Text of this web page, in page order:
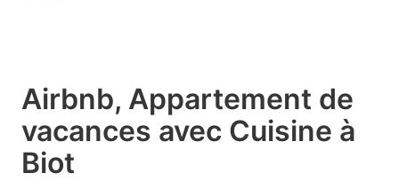
Airbnb, Appartement de
vacances avec Cuisine à
Biot